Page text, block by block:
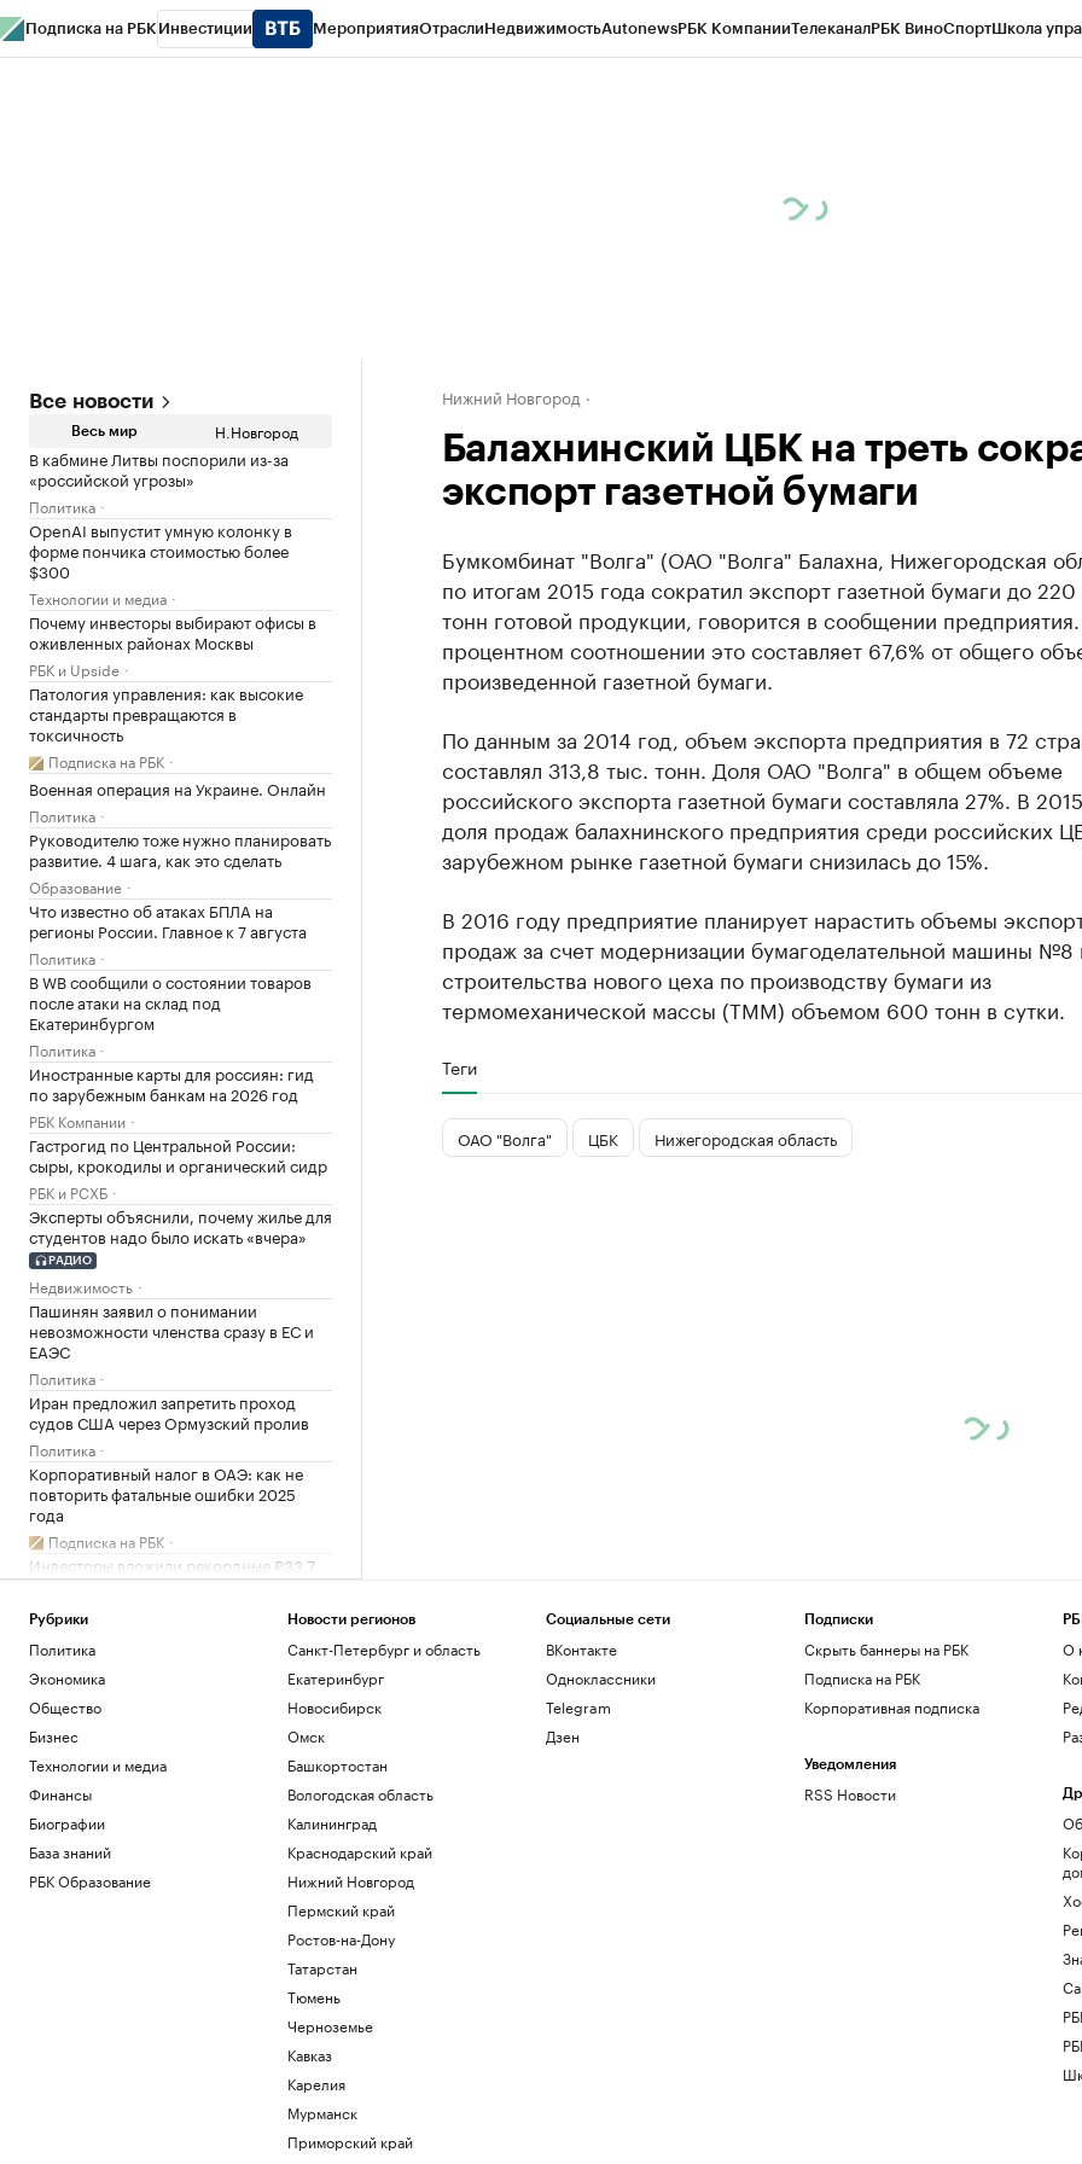
Подписка на РБК Инвестиции МероприятияОтраслиНедвижимостьAutonewsРБК КомпанииТелеканалРБК ВиноСпортШкола
Все новости
Весь мир Н.Новгород
В кабмине Литвы поспорили из-за
«российской угрозы»
Политика
OpenAI выпустит умную колонку в
форме пончика стоимостью более
$300
Технологии и медиа
Почему инвесторы выбирают офисы в
оживленных районах Москвы
РБК и Upside
Патология управления: как высокие
стандарты превращаются в
токсичность
Подписка на РБК
Военная операция на Украине. Онлайн
Политика
Руководителю тоже нужно планировать
развитие. 4 шага, как это сделать
Образование
Что известно об атаках БПЛА на
регионы России. Главное к 7 августа
Политика
В WB сообщили о состоянии товаров
после атаки на склад под
Екатеринбургом
Политика
Иностранные карты для россиян: гид
по зарубежным банкам на 2026 год
РБК Компании
Гастрогид по Центральной России:
сыры, крокодилы и органический сидр
РБК и РСХБ
Эксперты объяснили, почему жилье для
студентов надо было искать «вчера»
РАДИО
Недвижимость
Пашинян заявил о понимании
невозможности членства сразу в ЕС и
ЕАЭС
Политика
Иран предложил запретить проход
судов США через Ормузский пролив
Политика
Корпоративный налог в ОАЭ: как не
повторить фатальные ошибки 2025
года
Подписка на РБК
Инвесторы вложили рекордные ₽33,7
млрд в фонды денежного рынка в июле
Инвестиции
В результате нападений на
криптоинвесторов украдено $30 млн с
начала года
Крипто
Финансы после 60: ошибки, которые
стоят дорого
РБК Компании
Чему и как сегодня учат топ-
менеджеров: тренды EdTech для
управленцев
Образование
Россияне борются с тревожностью в
конных клубах. Как устроен их бизнес
Как уйти в отпуск и не вымотаться в
Нижний Новгород
Балахнинский ЦБК на треть
экспорт газетной бумаги
Бумкомбинат "Волга" (ОАО "Волга" Балахна, Нижегородская
по итогам 2015 года сократил экспорт газетной бумаги до 220
тонн готовой продукции, говорится в сообщении
процентном соотношении это составляет 67,6% от общего
произведенной газетной бумаги.
По данным за 2014 год, объем экспорта предприятия в 72
составлял 313,8 тыс. тонн. Доля ОАО "Волга" в общем объеме
российского экспорта газетной бумаги составляла 27%. В
доля продаж балахнинского предприятия среди российских
зарубежном рынке газетной бумаги снизилась до 15%.
В 2016 году предприятие планирует нарастить объемы
продаж за счет модернизации бумагоделательной машины №8
строительства нового цеха по производству бумаги из
термомеханической массы (ТММ) объемом 600 тонн в сутки.
Теги
ОАО "Волга" ЦБК Нижегородская область
Рубрики
Политика
Экономика
Общество
Бизнес
Технологии и медиа
Финансы
Биографии
База знаний
РБК Образование
Новости регионов
Санкт-Петербург и область
Екатеринбург
Новосибирск
Омск
Башкортостан
Вологодская область
Калининград
Краснодарский край
Нижний Новгород
Пермский край
Ростов-на-Дону
Татарстан
Тюмень
Черноземье
Кавказ
Карелия
Мурманск
Приморский край
Социальные сети
ВКонтакте
Одноклассники
Telegram
Дзен
Подписки
Скрыть баннеры на РБК
Подписка на РБК
Корпоративная подписка
Уведомления
RSS Новости
О